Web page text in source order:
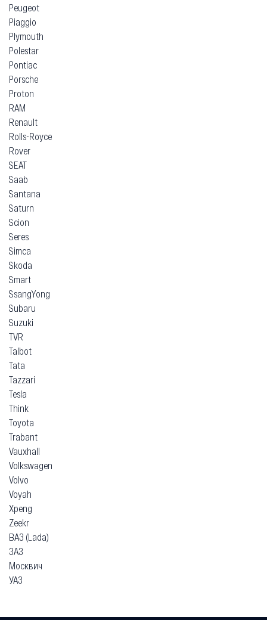
Peugeot
Piaggio
Plymouth
Polestar
Pontiac
Porsche
Proton
RAM
Renault
Rolls-Royce
Rover
SEAT
Saab
Santana
Saturn
Scion
Seres
Simca
Skoda
Smart
SsangYong
Subaru
Suzuki
TVR
Talbot
Tata
Tazzari
Tesla
Think
Toyota
Trabant
Vauxhall
Volkswagen
Volvo
Voyah
Xpeng
Zeekr
ВАЗ (Lada)
ЗАЗ
Москвич
УАЗ